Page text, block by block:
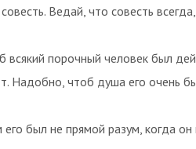
Ведай, что совесть
порочный человек был
Надобно, чтоб душа его очень
был не прямой разум, когда он